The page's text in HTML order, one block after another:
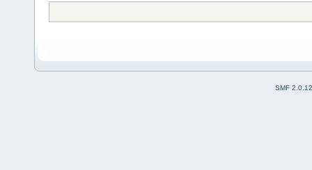
SMF 2.0.12